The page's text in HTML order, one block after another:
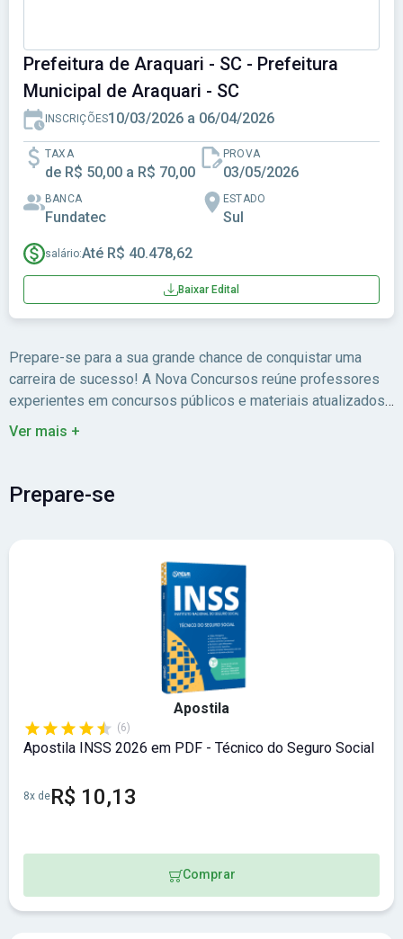
Prefeitura de Araquari - SC - Prefeitura
Municipal de Araquari - SC
INSCRIÇÕES10/03/2026 a 06/04/2026
TAXA
de R$ 50,00 a R$ 70,00
PROVA
03/05/2026
BANCA
Fundatec
ESTADO
Sul
salário:Até R$ 40.478,62
Baixar Edital
Prepare-se para a sua grande chance de conquistar uma
carreira de sucesso! A Nova Concursos reúne professores
experientes em concursos públicos e materiais atualizados
para você estudar com foco no edital.
Ver mais +
Prepare-se
Apostila
(6)
Apostila INSS 2026 em PDF - Técnico do Seguro Social
8x deR$ 10,13
Comprar